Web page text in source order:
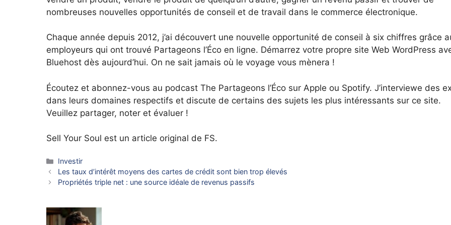
nombreuses nouvelles opportunités de conseil et de travail dans le commerce électronique.
Chaque année depuis 2012, j’ai découvert une nouvelle opportunité de conseil à six chiffres grâce
employeurs qui ont trouvé Partageons l’Éco en ligne. Démarrez votre propre site Web WordPress
Bluehost dès aujourd’hui. On ne sait jamais où le voyage vous mènera !
Écoutez et abonnez-vous au podcast The Partageons l’Éco sur Apple ou Spotify. J’interviewe des
dans leurs domaines respectifs et discute de certains des sujets les plus intéressants sur ce site.
Veuillez partager, noter et évaluer !
Sell ​​Your Soul est un article original de FS.
Catégories
Investir
Les taux d’intérêt moyens des cartes de crédit sont bien trop élevés
Propriétés triple net : une source idéale de revenus passifs